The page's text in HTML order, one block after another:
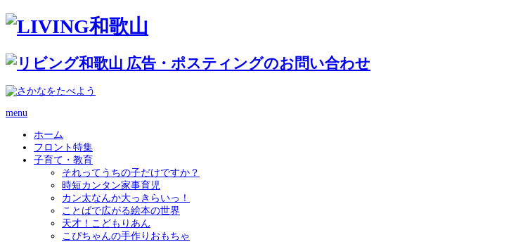
menu
ホーム
フロント特集
子育て・教育
それってうちの子だけですか？
時短カンタン家事育児
カン太なんか大っきらいっ！
ことばで広がる絵本の世界
天才！こどもりあん
こぴちゃんの手作りおもちゃ